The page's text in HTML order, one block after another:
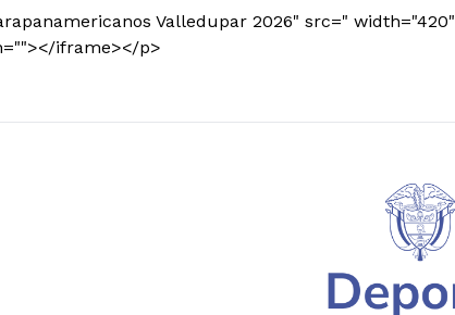
Valledupar 2026" src=" width="420"
iframe></p>